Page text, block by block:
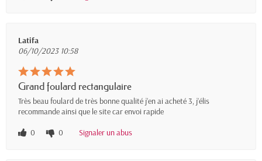
Latifa
06/10/2023 10:58
Grand foulard rectangulaire
Très beau foulard de très bonne qualité j’en ai acheté 3, j’élis
recommande ainsi que le site car envoi rapide
0
0 Signaler un abus